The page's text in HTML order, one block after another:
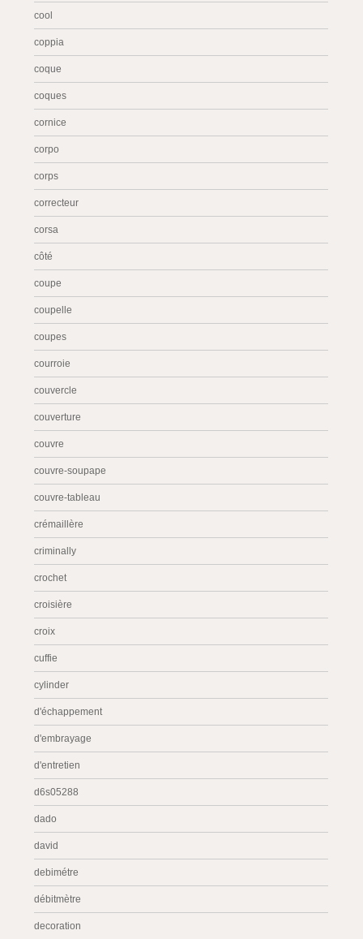
cool
coppia
coque
coques
cornice
corpo
corps
correcteur
corsa
côté
coupe
coupelle
coupes
courroie
couvercle
couverture
couvre
couvre-soupape
couvre-tableau
crémaillère
criminally
crochet
croisière
croix
cuffie
cylinder
d'échappement
d'embrayage
d'entretien
d6s05288
dado
david
debimétre
débitmètre
decoration